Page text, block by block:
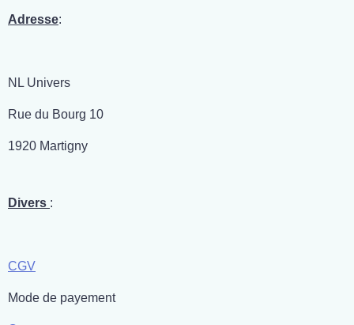
Adresse:
NL Univers
Rue du Bourg 10
1920 Martigny
Divers :
CGV
Mode de payement